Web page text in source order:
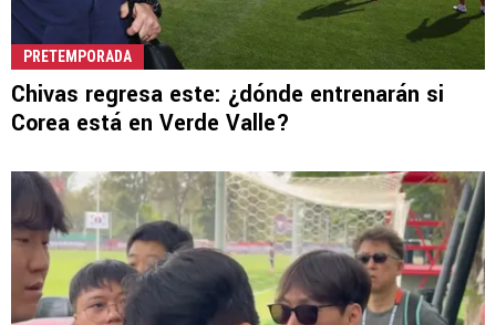
PRETEMPORADA
Chivas regresa este: ¿dónde entrenarán si
Corea está en Verde Valle?